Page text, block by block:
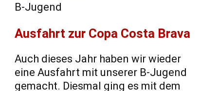
B-Jugend
Ausfahrt zur Copa Costa Brava
Auch dieses Jahr haben wir wieder
eine Ausfahrt mit unserer B-Jugend
gemacht. Diesmal ging es mit dem